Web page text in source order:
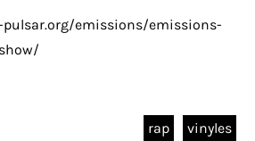
emissions/emissions-
rap vinyles